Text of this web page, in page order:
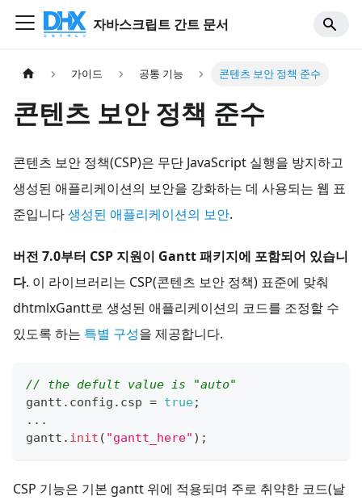
자바스크립트 간트 문서
가이드 공통 기능 콘텐츠 보안 정책 준수
콘텐츠 보안 정책 준수
콘텐츠 보안 정책(CSP)은 무단 JavaScript 실행을 방지하고
생성된 애플리케이션의 보안을 강화하는 데 사용되는 웹 표
준입니다생성된 애플리케이션의 보안.
버전 7.0부터 CSP 지원이 Gantt 패키지에 포함되어 있습니
다. 이 라이브러리는 CSP(콘텐츠 보안 정책) 표준에 맞춰
dhtmlxGantt로 생성된 애플리케이션의 코드를 조정할 수
있도록 하는 특별 구성을 제공합니다.
// the defult value is "auto"
gantt . config . csp = true;
...
gantt . init ( "gantt_here" ) ;
CSP 기능은 기본 gantt 위에 적용되며 주로 취약한 코드(날